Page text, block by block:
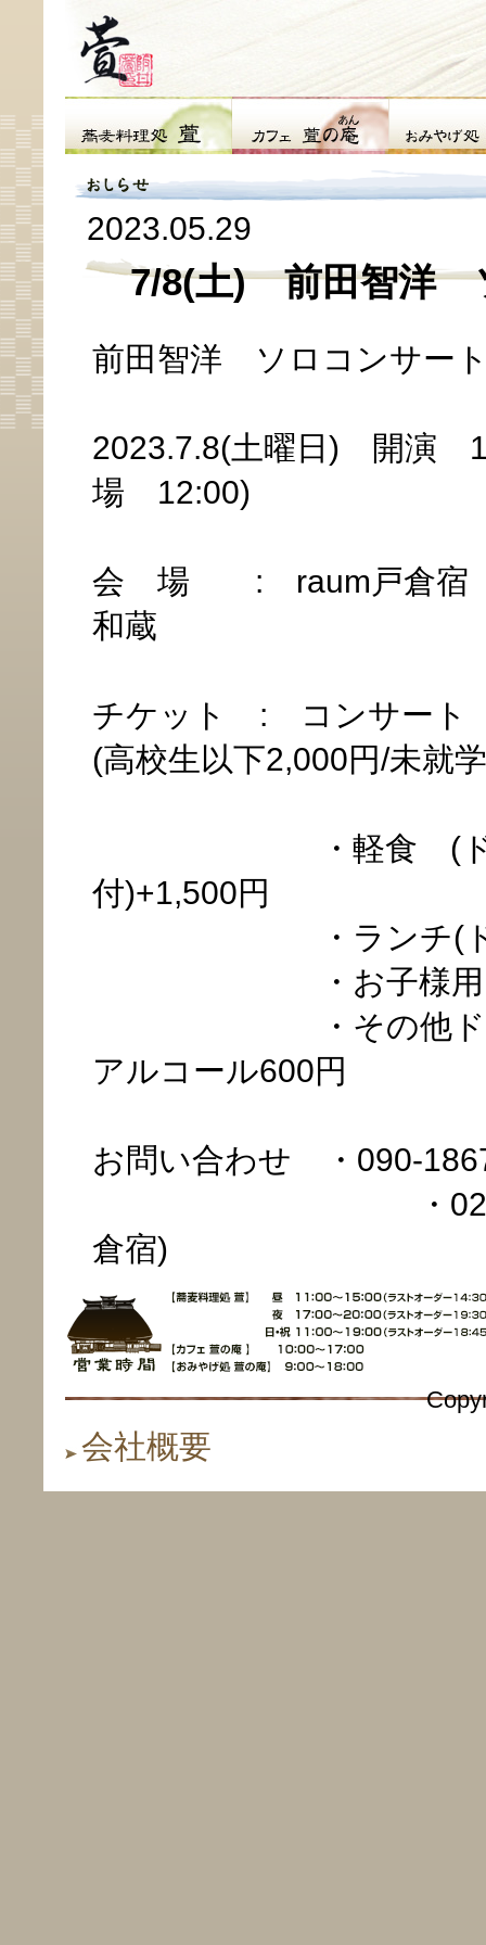
2023.05.29
7/8(土) 前田智洋
前田智洋 ソロコンサー
2023.7.8(土曜日) 開演
場 12:00)
会 場 : raum戸倉宿
和蔵
チケット : コンサート
(高校生以下2,000円/未就
・軽食 (ドリ
付)+1,500円
・ランチ(ドリン
・お子様用ランチ
・その他ドリン
アルコール600円
お問い合わせ ・090-
・026-275-
倉宿)
会社概要